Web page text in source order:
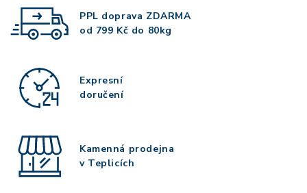
PPL doprava ZDARMA
od 799 Kč do 80kg
Expresní
doručení
Kamenná prodejna
v Teplicích